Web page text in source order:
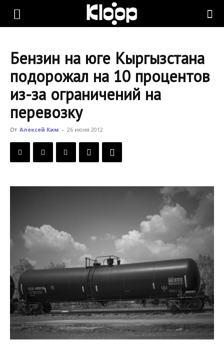
KLOOP.KG
Новости
Кыргызстана
Бензин на юге Кыргызстана
подорожал на 10 процентов
из-за ограничений на
перевозку
От Алексей Ким - 26 июня 2012